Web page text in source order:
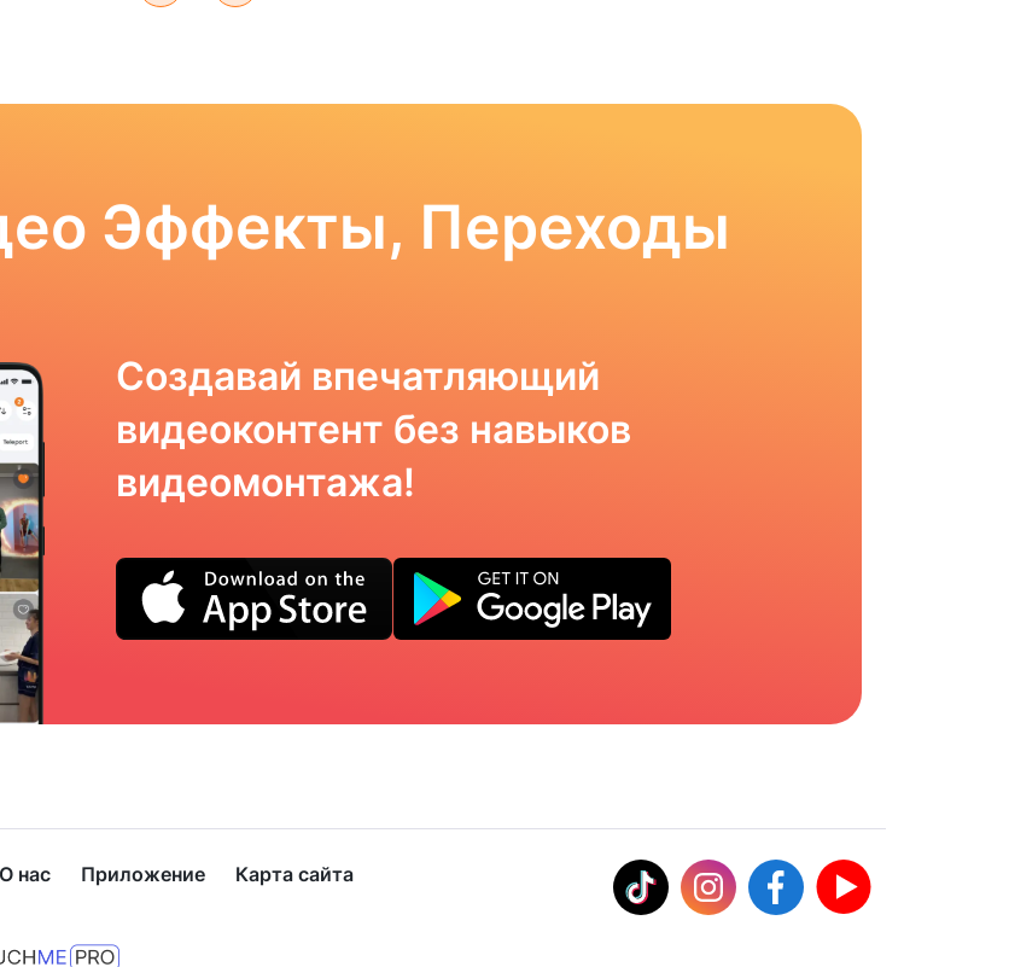
Эффекты, Переходы
Создавай впечатляющий
видеоконтент без навыков
видеомонтажа!
О нас Приложение Карта сайта